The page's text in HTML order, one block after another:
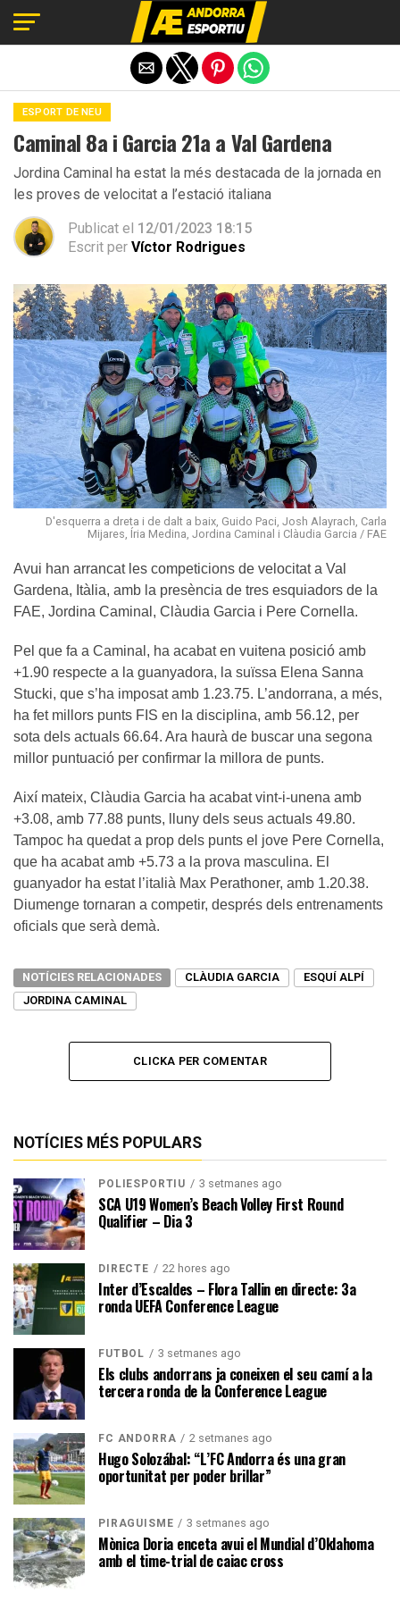
ESPORT DE NEU
Caminal 8a i Garcia 21a a Val Gardena
Jordina Caminal ha estat la més destacada de la jornada en
les proves de velocitat a l’estació italiana
Publicat el 12/01/2023 18:15
Escrit per Víctor Rodrigues
D'esquerra a dreta i de dalt a baix, Guido Paci, Josh Alayrach, Carla
Mijares, Íria Medina, Jordina Caminal i Clàudia Garcia / FAE
Avui han arrancat les competicions de velocitat a Val
Gardena, Itàlia, amb la presència de tres esquiadors de la
FAE, Jordina Caminal, Clàudia Garcia i Pere Cornella.
Pel que fa a Caminal, ha acabat en vuitena posició amb
+1.90 respecte a la guanyadora, la suïssa Elena Sanna
Stucki, que s’ha imposat amb 1.23.75. L’andorrana, a més,
ha fet millors punts FIS en la disciplina, amb 56.12, per
sota dels actuals 66.64. Ara haurà de buscar una segona
millor puntuació per confirmar la millora de punts.
Així mateix, Clàudia Garcia ha acabat vint-i-unena amb
+3.08, amb 77.88 punts, lluny dels seus actuals 49.80.
Tampoc ha quedat a prop dels punts el jove Pere Cornella,
que ha acabat amb +5.73 a la prova masculina. El
guanyador ha estat l’italià Max Perathoner, amb 1.20.38.
Diumenge tornaran a competir, després dels entrenaments
oficials que serà demà.
NOTÍCIES RELACIONADES CLÀUDIA GARCIA
ESQUÍ ALPÍ
JORDINA CAMINAL
CLICKA PER COMENTAR
NOTÍCIES MÉS POPULARS
POLIESPORTIU 3 setmanes ago
SCA U19 Women’s Beach Volley First Round
Qualifier – Dia 3
DIRECTE 22 hores ago
Inter d’Escaldes – Flora Tallin en directe: 3a
ronda UEFA Conference League
FUTBOL 3 setmanes ago
Els clubs andorrans ja coneixen el seu camí a la
tercera ronda de la Conference League
FC ANDORRA 2 setmanes ago
Hugo Solozábal: “L’FC Andorra és una gran
oportunitat per poder brillar”
PIRAGÜISME 3 setmanes ago
Mònica Doria enceta avui el Mundial d’Oklahoma
amb el time-trial de caiac cross
Exit mobile version